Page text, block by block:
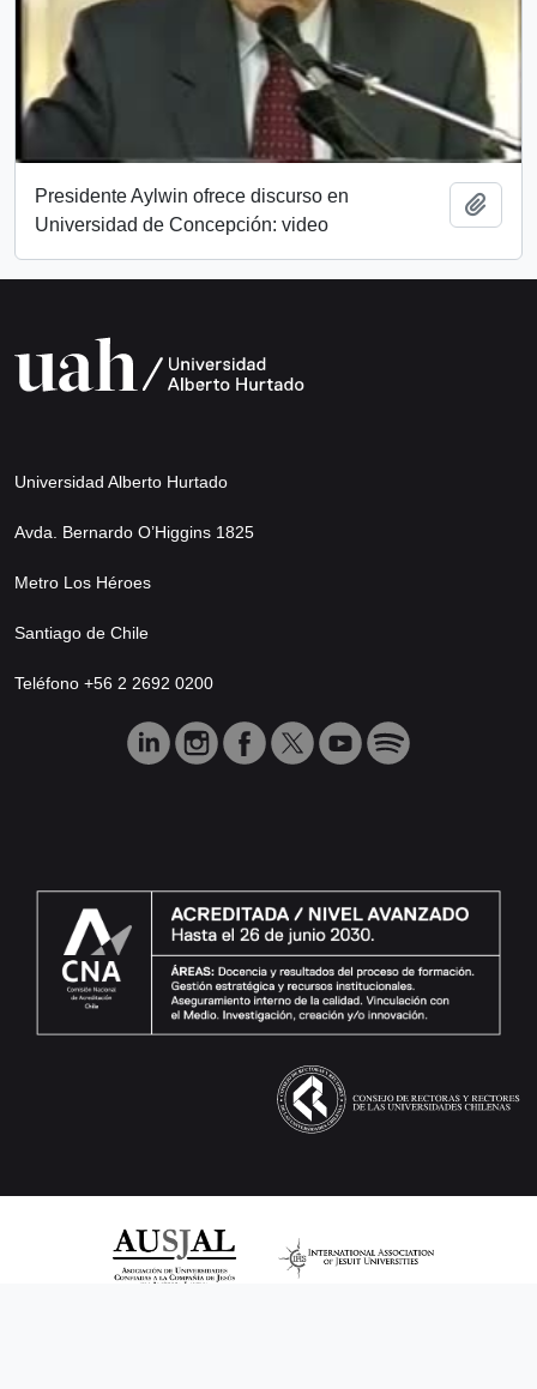
Presidente Aylwin ofrece discurso en
Universidad de Concepción: video
Universidad Alberto Hurtado
Avda. Bernardo O’Higgins 1825
Metro Los Héroes
Santiago de Chile
Teléfono +56 2 2692 0200